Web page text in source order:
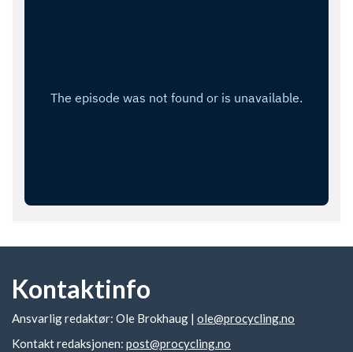
Kontaktinfo
Ansvarlig redaktør: Ole Brokhaug | ole@procycling.no
Kontakt redaksjonen: post@procycling.no